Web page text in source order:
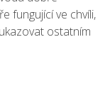
fungující ve chvíli,
ostatním